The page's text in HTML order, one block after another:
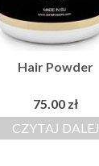
Hair Powder
75.00 zł
CZYTAJ DALEJ